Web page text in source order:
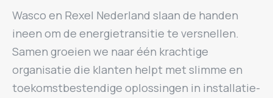
Wasco en Rexel Nederland slaan de handen
ineen om de energietransitie te versnellen.
Samen groeien we naar één krachtige
organisatie die klanten helpt met slimme en
toekomstbestendige oplossingen in installatie-